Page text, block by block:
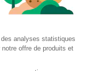
analyses statistiques
offre de produits et
Partenaires